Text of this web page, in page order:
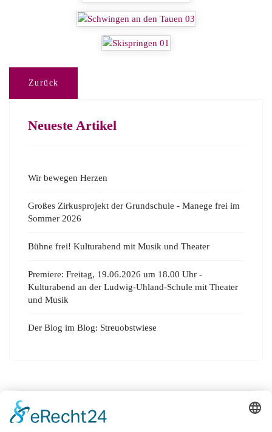
Zurück
Neueste Artikel
Wir bewegen Herzen
Großes Zirkusprojekt der Grundschule - Manege frei im
Sommer 2026
Bühne frei! Kulturabend mit Musik und Theater
Premiere: Freitag, 19.06.2026 um 18.00 Uhr -
Kulturabend an der Ludwig-Uhland-Schule mit Theater
und Musik
Der Blog im Blog: Streuobstwiese